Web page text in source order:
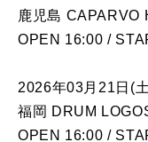
鹿児島 CAPARVO
OPEN 16:00 /
2026年03月21日(
福岡 DRUM
OPEN 16:00 /